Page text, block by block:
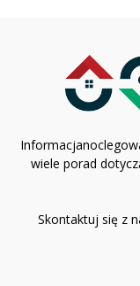
wiele porad
Skontaktuj się z